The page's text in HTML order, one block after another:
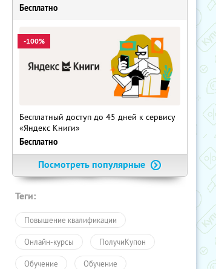
Бесплатно
-100%
Бесплатный доступ до 45 дней к сервису
«Яндекс Книги»
Бесплатно
Посмотреть популярные
Теги:
Повышение квалификации
Онлайн-курсы ПолучиКупон
Обучение Обучение